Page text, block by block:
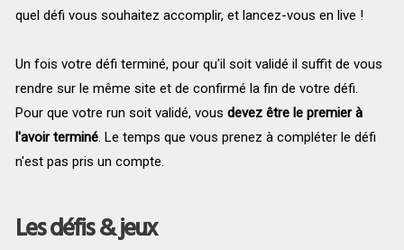
quel défi vous souhaitez accomplir, et lancez-vous en live !
Un fois votre défi terminé, pour qu'il soit validé il suffit de vous
rendre sur le même site et de confirmé la fin de votre défi.
Pour que votre run soit validé, vous devez être le premier à
l'avoir terminé. Le temps que vous prenez à compléter le défi
n'est pas pris un compte.
Les défis & jeux